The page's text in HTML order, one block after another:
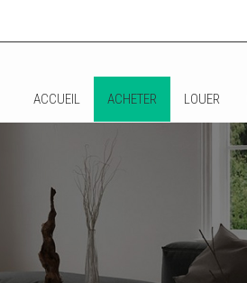
ACCUEIL ACHETER LOUER